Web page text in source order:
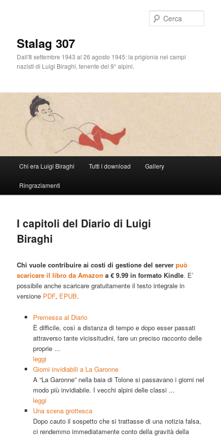
Stalag 307
Dall'8 settembre 1943 al 26 agosto 1945: la prigionia nei campi
nazisti di Luigi Biraghi, tenente del 9° alpini.
principale
Vai
al
principale
Chi era Luigi Biraghi Tutti i download Gallery
Ringraziamenti
I capitoli del Diario di Luigi
Biraghi
Chi vuole contribuire ai costi di gestione del serverpuò
scaricare il libro da Amazon a € 9.99 in formato Kindle. E’
possibile anche scaricare gratuitamente il testo integrale in
versione PDF, EPUB.
Premessa al Diario
È difficile, così a distanza di tempo e dopo esser passati
attraverso tante vicissitudini, fare un preciso racconto delle
proprie ...
leggi
Giorni invidiabili a La Garonne
A “La Garonne” nella baia di Tolone si passavano i giorni nel
modo più invidiabile. I vecchi alpini delle classi ...
leggi
Una scena grottesca
Dopo cauto il sospetto che si trattasse di una notizia falsa,
ci rendemmo immediatamente conto della gravità della